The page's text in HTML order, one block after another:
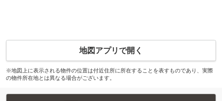
地図アプリで開く
※地図上に表示される物件の位置は付近住所に所在することを表すものであり、実際
の物件所在地とは異なる場合がございます。